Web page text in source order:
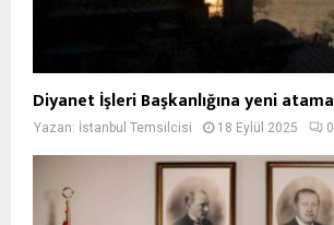
Diyanet İşleri Başkanlığına yeni atama
Yazan: İstanbul Temsilcisi 18 Eylül 2025 0